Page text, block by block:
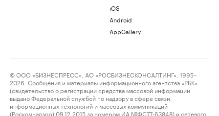
iOS
Android
AppGallery
© ООО «БИЗНЕСПРЕСС», АО «РОСБИЗНЕСКОНСАЛТИНГ», 1995–
2026. Сообщения и материалы информационного агентства «РБК»
(свидетельство о регистрации средства массовой информации
выдано Федеральной службой по надзору в сфере связи,
информационных технологий и массовых коммуникаций
(Роскомнадзор) 09.12.2015 за номером ИА №ФС77-63848) и сетевого